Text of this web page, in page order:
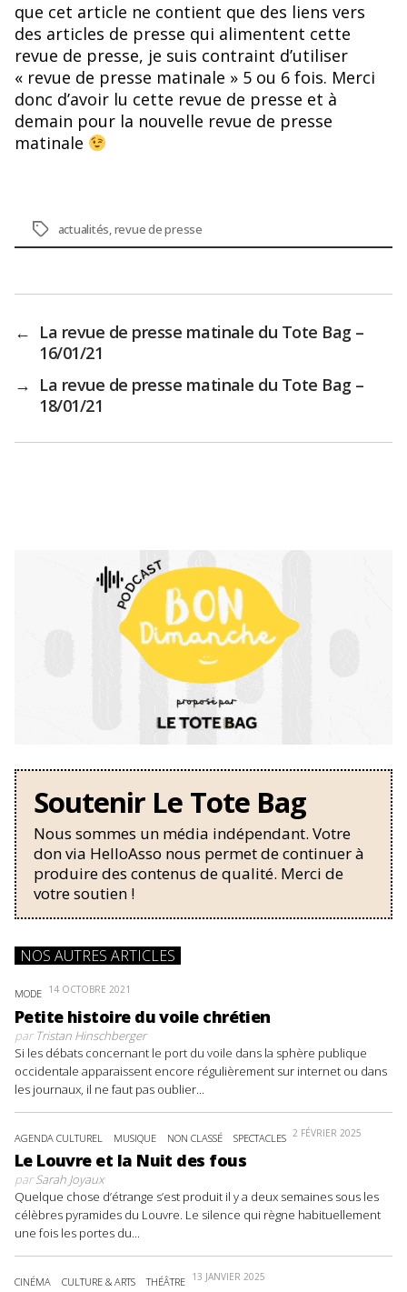
que cet article ne contient que des liens vers
des articles de presse qui alimentent cette
revue de presse, je suis contraint d’utiliser
« revue de presse matinale » 5 ou 6 fois. Merci
donc d’avoir lu cette revue de presse et à
demain pour la nouvelle revue de presse
matinale
Étiquettes
actualités,revue de presse
← La revue de presse matinale du Tote Bag –
16/01/21
→ La revue de presse matinale du Tote Bag –
18/01/21
Soutenir Le Tote Bag
Nous sommes un média indépendant. Votre
don via HelloAsso nous permet de continuer à
produire des contenus de qualité. Merci de
votre soutien !
NOS AUTRES ARTICLES
MODE 14 OCTOBRE 2021
Petite histoire du voile chrétien
parTristan Hinschberger
Si les débats concernant le port du voile dans la sphère publique
occidentale apparaissent encore régulièrement sur internet ou dans
les journaux, il ne faut pas oublier...
AGENDA CULTUREL MUSIQUE NON CLASSÉ SPECTACLES 2 FÉVRIER 2025
Le Louvre et la Nuit des fous
parSarah Joyaux
Quelque chose d’étrange s’est produit il y a deux semaines sous les
célèbres pyramides du Louvre. Le silence qui règne habituellement
une fois les portes du...
CINÉMA CULTURE & ARTS THÉÂTRE 13 JANVIER 2025